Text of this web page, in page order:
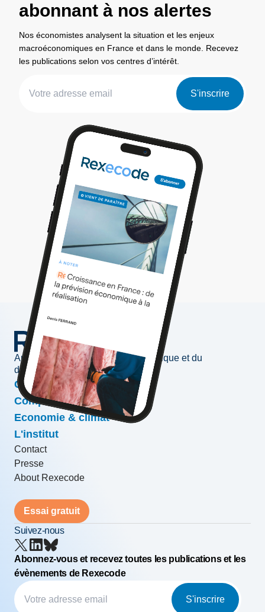
abonnant à nos alertes
Nos économistes analysent la situation et les enjeux
macroéconomiques en France et dans le monde. Recevez
les publications selon vos centres d’intérêt.
S'inscrire
Au service de l'information économique et du
développement des entreprises
Conjoncture & prévisions
Compétitivité & croissance
Economie & climat
L'institut
Contact
Presse
About Rexecode
Essai gratuit
Suivez-nous
Abonnez-vous et recevez toutes les publications et les
évènements de Rexecode
S'inscrire